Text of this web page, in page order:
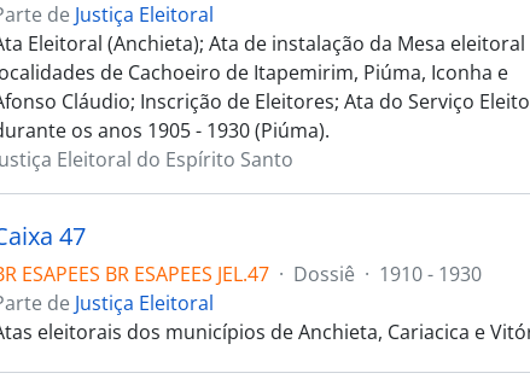
de Justiça Eleitoral
Eleitoral (Anchieta); Ata de instalação da Mesa eleitoral
de Cachoeiro de Itapemirim, Piúma, Iconha e
Cláudio; Inscrição de Eleitores; Ata do Serviço
os anos 1905 - 1930 (Piúma).
Eleitoral do Espírito Santo
47
ESAPEES BR ESAPEES JEL.47 · Dossiê · 1910 - 1930
de Justiça Eleitoral
eleitorais dos municípios de Anchieta, Cariacica e